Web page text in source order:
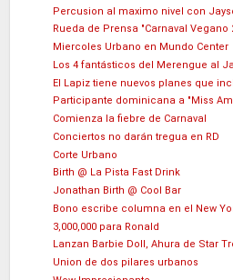
Percusion al maximo nivel con
Rueda de Prensa "Carnaval Vegano
Miercoles Urbano en Mundo Center
Los 4 fantásticos del Merengue al
El Lapiz tiene nuevos planes que
Participante dominicana a "Miss
Comienza la fiebre de Carnaval
Conciertos no darán tregua en RD
Corte Urbano
Birth @ La Pista Fast Drink
Jonathan Birth @ Cool Bar
Bono escribe columna en el New
3,000,000 para Ronald
Lanzan Barbie Doll, Ahura de Star
Union de dos pilares urbanos